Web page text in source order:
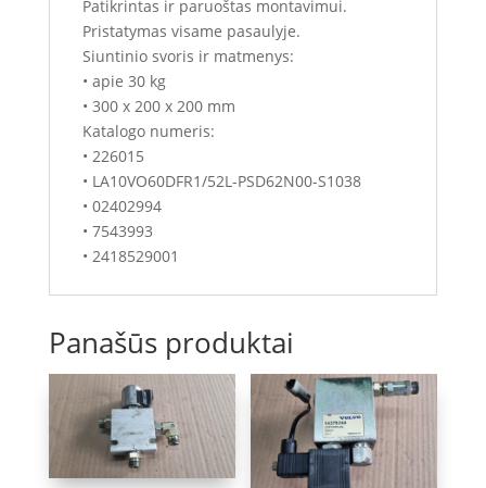
Patikrintas ir paruoštas montavimui.
Pristatymas visame pasaulyje.
Siuntinio svoris ir matmenys:
• apie 30 kg
• 300 x 200 x 200 mm
Katalogo numeris:
• 226015
• LA10VO60DFR1/52L-PSD62N00-S1038
• 02402994
• 7543993
• 2418529001
Panašūs produktai